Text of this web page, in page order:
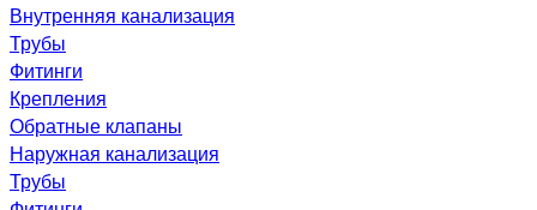
Внутренняя канализация
Трубы
Фитинги
Крепления
Обратные клапаны
Наружная канализация
Трубы